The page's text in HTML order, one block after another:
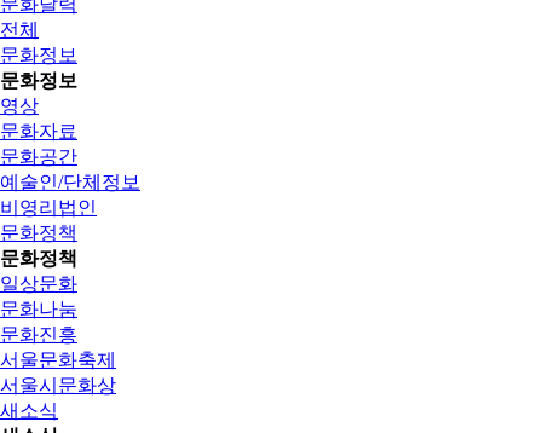
문화달력
전체
문화정보
문화정보
영상
문화자료
문화공간
예술인/단체정보
비영리법인
문화정책
문화정책
일상문화
문화나눔
문화진흥
서울문화축제
서울시문화상
새소식